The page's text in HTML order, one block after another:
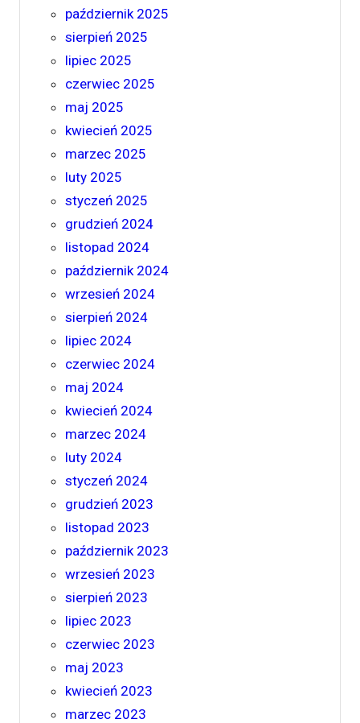
październik 2025
sierpień 2025
lipiec 2025
czerwiec 2025
maj 2025
kwiecień 2025
marzec 2025
luty 2025
styczeń 2025
grudzień 2024
listopad 2024
październik 2024
wrzesień 2024
sierpień 2024
lipiec 2024
czerwiec 2024
maj 2024
kwiecień 2024
marzec 2024
luty 2024
styczeń 2024
grudzień 2023
listopad 2023
październik 2023
wrzesień 2023
sierpień 2023
lipiec 2023
czerwiec 2023
maj 2023
kwiecień 2023
marzec 2023